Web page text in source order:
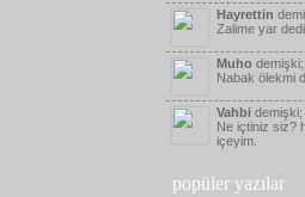
Hayrettin
Zalime yar
Muho demişki;
Nabak ölekmi
Vahbi demişki;
Ne içtiniz siz?
içeyim.
popüler yazılar